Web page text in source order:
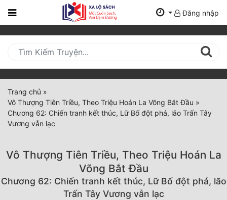
Trang
Mới
Cập
Nhật
(current)
BXH
Thể Loại
Truyện Mới Ra
Đăng nhập
Trang chủ »
Vô Thượng Tiên Triều, Theo Triệu Hoán La Võng Bắt Đầu »
Chương 62: Chiến tranh kết thúc, Lữ Bố đột phá, lão Trấn Tây
Vương vẫn lạc
Vô Thượng Tiên Triều, Theo Triệu Hoán La
Võng Bắt Đầu
Chương 62: Chiến tranh kết thúc, Lữ Bố đột phá, lão
Trấn Tây Vương vẫn lạc